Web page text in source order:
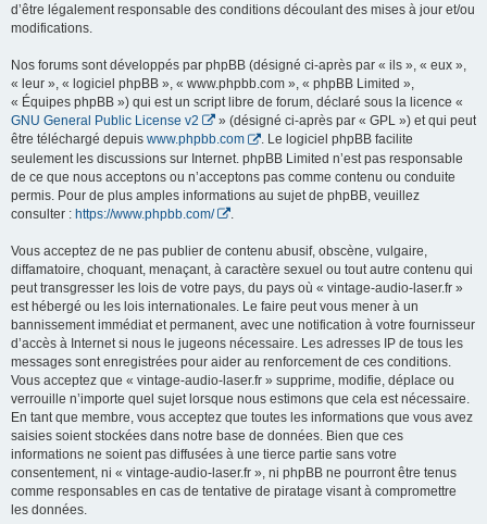
d’être légalement responsable des conditions découlant des mises à jour et/ou
modifications.
Nos forums sont développés par phpBB (désigné ci-après par « ils », « eux »,
« leur », « logiciel phpBB », « www.phpbb.com », « phpBB Limited »,
« Équipes phpBB ») qui est un script libre de forum, déclaré sous la licence «
GNU General Public License v2
» (désigné ci-après par « GPL ») et qui peut
être téléchargé depuis www.phpbb.com
. Le logiciel phpBB facilite
seulement les discussions sur Internet. phpBB Limited n’est pas responsable
de ce que nous acceptons ou n’acceptons pas comme contenu ou conduite
permis. Pour de plus amples informations au sujet de phpBB, veuillez
consulter : https://www.phpbb.com/
Vous acceptez de ne pas publier de contenu abusif, obscène, vulgaire,
diffamatoire, choquant, menaçant, à caractère sexuel ou tout autre contenu qui
peut transgresser les lois de votre pays, du pays où « vintage-audio-laser.fr »
est hébergé ou les lois internationales. Le faire peut vous mener à un
bannissement immédiat et permanent, avec une notification à votre fournisseur
d’accès à Internet si nous le jugeons nécessaire. Les adresses IP de tous les
messages sont enregistrées pour aider au renforcement de ces conditions.
Vous acceptez que « vintage-audio-laser.fr » supprime, modifie, déplace ou
verrouille n’importe quel sujet lorsque nous estimons que cela est nécessaire.
En tant que membre, vous acceptez que toutes les informations que vous avez
saisies soient stockées dans notre base de données. Bien que ces
informations ne soient pas diffusées à une tierce partie sans votre
consentement, ni « vintage-audio-laser.fr », ni phpBB ne pourront être tenus
comme responsables en cas de tentative de piratage visant à compromettre
les données.